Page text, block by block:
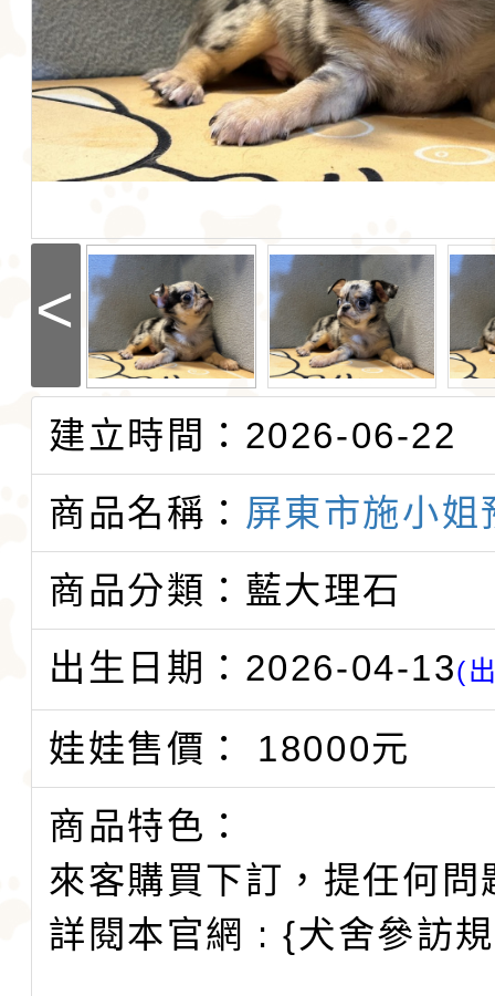
<
建立時間：2026-06-22
商品名稱： 屏東市施小姐
商品分類：藍大理石
出生日期：2026-04-13(
娃娃售價： 18000元
商品特色：
來客購買下訂，提任何問
詳閱本官網 : {犬舍參訪